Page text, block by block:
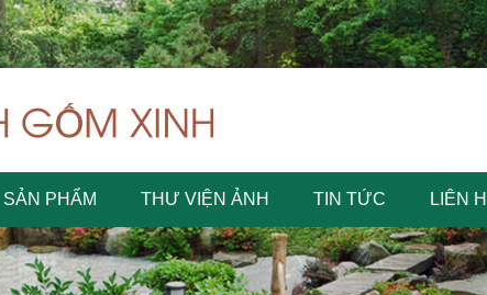
SẢN PHẨM THƯ VIỆN ẢNH TIN TỨC LIÊN